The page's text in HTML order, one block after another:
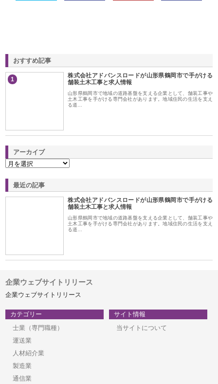
おすすめ記事
1
株式会社アドバンスロードが山形県鶴岡市で手がける
舗装土木工事と求人情報
山形県鶴岡市で地域の道路基盤を支える企業として、舗装工事や
土木工事を手がける専門会社があります。地域住民の生活を支え
る道…
アーカイブ
最近の記事
株式会社アドバンスロードが山形県鶴岡市で手がける
舗装土木工事と求人情報
山形県鶴岡市で地域の道路基盤を支える企業として、舗装工事や
土木工事を手がける専門会社があります。地域住民の生活を支え
る道…
企業ウェブサイトリリース
企業ウェブサイトリリース
カテゴリー
士業（専門職種）
運送業
人材紹介業
製造業
通信業
サイト情報
当サイトについて